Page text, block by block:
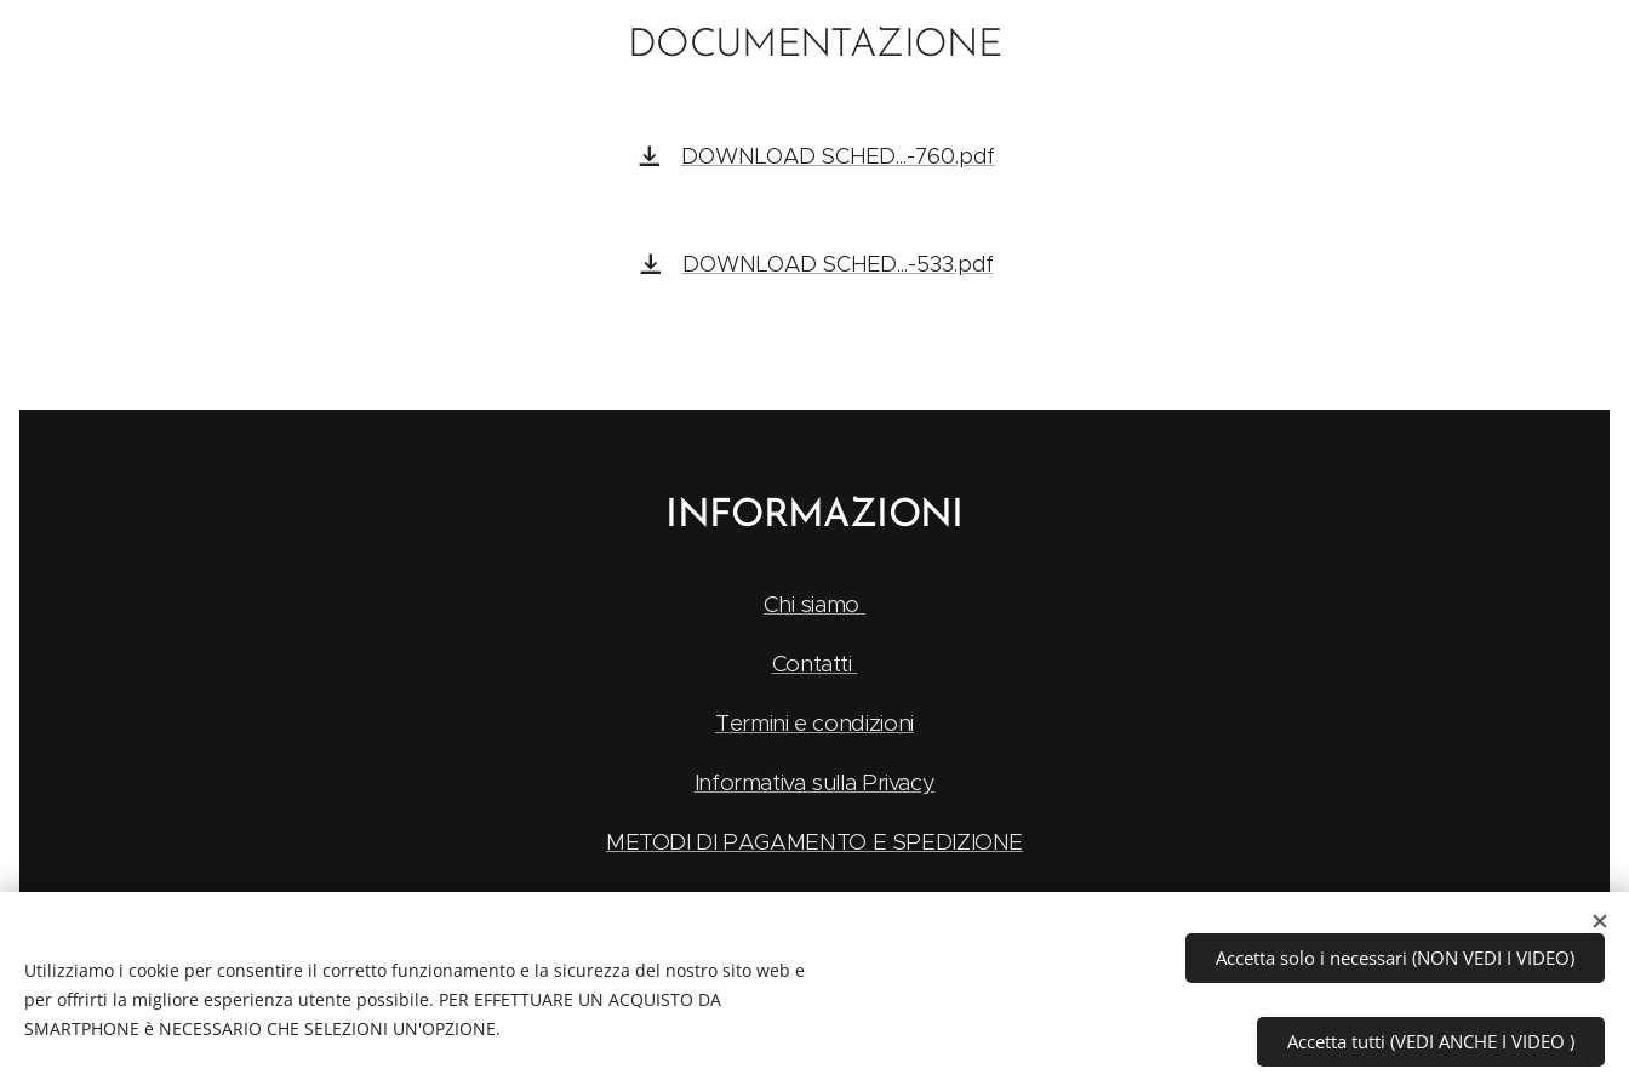
DOCUMENTAZIONE
DOWNLOAD SCHED...-760.pdf
DOWNLOAD SCHED...-533.pdf
INFORMAZIONI
Chi siamo
Contatti
Termini e condizioni
Informativa sulla Privacy
METODI DI PAGAMENTO E SPEDIZIONE
Cookies
Utilizziamo i cookie per consentire il corretto funzionamento e la sicurezza del nostro sito web e
per offrirti la migliore esperienza utente possibile. PER EFFETTUARE UN ACQUISTO DA
SMARTPHONE è NECESSARIO CHE SELEZIONI UN'OPZIONE.
Accetta solo i necessari (NON VEDI I VIDEO)
Accetta tutti (VEDI ANCHE I VIDEO )